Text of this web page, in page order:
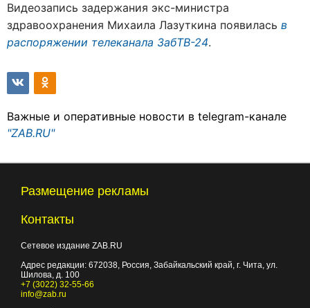
Видеозапись задержания экс-министра
здравоохранения Михаила Лазуткина появилась в
распоряжении телеканала ЗабТВ-24.
Важные и оперативные новости в telegram-канале
"ZAB.RU"
Размещение рекламы
Контакты
Сетевое издание ZAB.RU
Адрес редакции: 672038, Россия, Забайкальский край, г. Чита, ул.
Шилова, д. 100
+7 (3022) 32-55-66
info@zab.ru